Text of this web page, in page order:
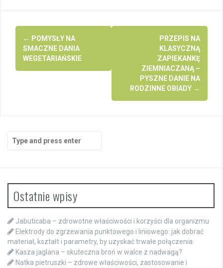
Post
navigation
← POMYSŁY NA
SMACZNE DANIA
WEGETARIAŃSKIE
PRZEPIS NA
KLASYCZNĄ
ZAPIEKANKĘ
ZIEMNIACZANĄ –
PYSZNE DANIE NA
RODZINNE OBIADY →
Search
for:
Ostatnie wpisy
Jabuticaba – zdrowotne właściwości i korzyści dla organizmu
Elektrody do zgrzewania punktowego i liniowego: jak dobrać
materiał, kształt i parametry, by uzyskać trwałe połączenia
Kasza jaglana – skuteczna broń w walce z nadwagą?
Natka pietruszki – zdrowe właściwości, zastosowanie i